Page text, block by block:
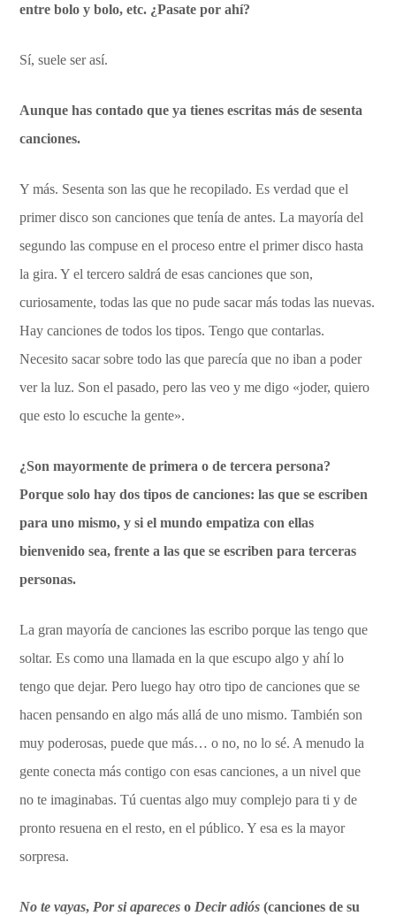
entre bolo y bolo, etc. ¿Pasate por ahí?
Sí, suele ser así.
Aunque has contado que ya tienes escritas más de sesenta
canciones.
Y más. Sesenta son las que he recopilado. Es verdad que el
primer disco son canciones que tenía de antes. La mayoría del
segundo las compuse en el proceso entre el primer disco hasta
la gira. Y el tercero saldrá de esas canciones que son,
curiosamente, todas las que no pude sacar más todas las nuevas.
Hay canciones de todos los tipos. Tengo que contarlas.
Necesito sacar sobre todo las que parecía que no iban a poder
ver la luz. Son el pasado, pero las veo y me digo «joder, quiero
que esto lo escuche la gente».
¿Son mayormente de primera o de tercera persona?
Porque solo hay dos tipos de canciones: las que se escriben
para uno mismo, y si el mundo empatiza con ellas
bienvenido sea, frente a las que se escriben para terceras
personas.
La gran mayoría de canciones las escribo porque las tengo que
soltar. Es como una llamada en la que escupo algo y ahí lo
tengo que dejar. Pero luego hay otro tipo de canciones que se
hacen pensando en algo más allá de uno mismo. También son
muy poderosas, puede que más… o no, no lo sé. A menudo la
gente conecta más contigo con esas canciones, a un nivel que
no te imaginabas. Tú cuentas algo muy complejo para ti y de
pronto resuena en el resto, en el público. Y esa es la mayor
sorpresa.
No te vayas, Por si apareceso Decir adiós(canciones de su